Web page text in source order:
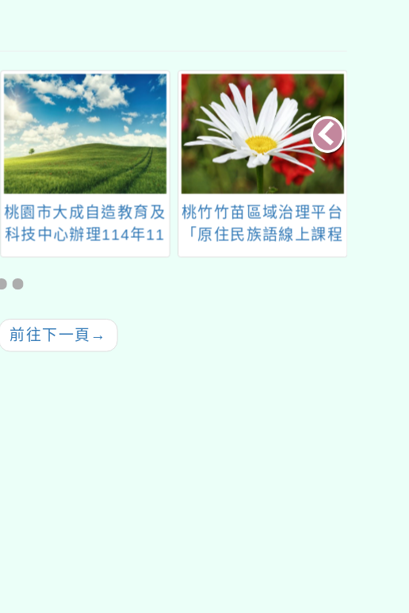
桃園市大成自造教育及
科技中心辦理114年11
月份教師研習
桃竹竹苗區域治理平台
「原住民族語線上課程
聯合招生」
前往下一頁 →